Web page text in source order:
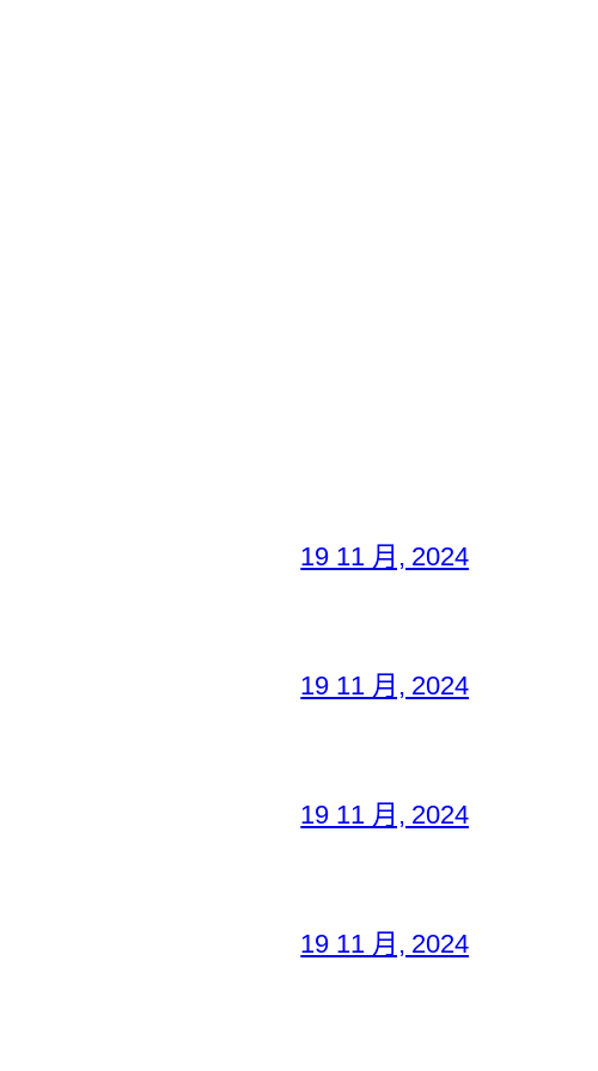
19 11 月, 2024
19 11 月, 2024
19 11 月, 2024
19 11 月, 2024